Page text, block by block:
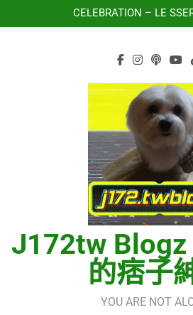
to
Hermes One Quick Start Guide using
Models &
CELEBRATION – LE
Hermes One Quick Start Guide using
J172tw Blogz
的痞子
YOU ARE NOT